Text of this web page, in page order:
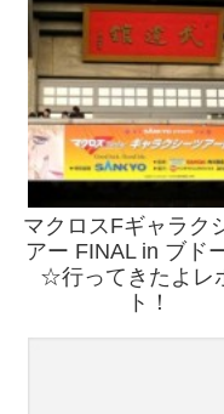
マクロスFギャラク
アー FINAL in ブド
☆行ってきたよレ
ト！